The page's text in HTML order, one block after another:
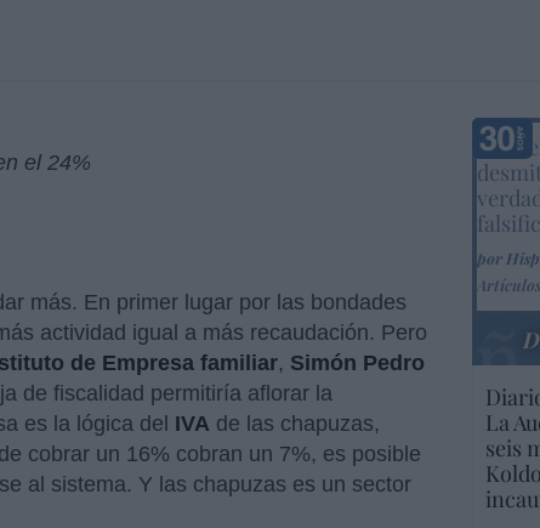
el 24%
más. En primer lugar por las bondades
actividad igual a más recaudación. Pero
de Empresa familiar, Simón Pedro
de fiscalidad permitiría aflorar la
es la lógica del IVA de las chapuzas,
cobrar un 16% cobran un 7%, es posible
al sistema. Y las chapuzas es un sector
por
La
seis